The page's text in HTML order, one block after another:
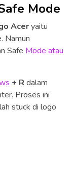
Mode
Aceryaitu
Namun
Safe Mode atau
+ R dalam
Proses ini
stuck di logo